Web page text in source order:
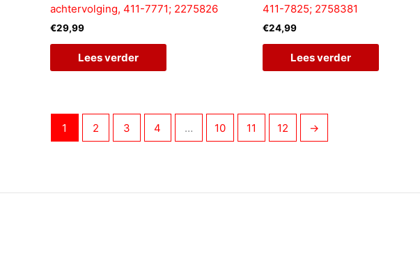
achtervolging, 411-7771; 2275826
€29,99
Lees verder
411-7825; 2758381
€24,99
Lees verder
1 2 3 4 … 10 11 12 →